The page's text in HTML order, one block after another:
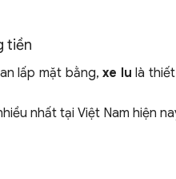
tiền
lấp mặt bằng,xe lu là
nhất tại Việt Nam hiện